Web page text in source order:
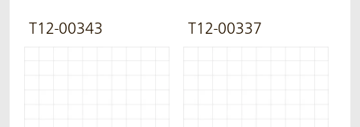
T12-00343 T12-00337